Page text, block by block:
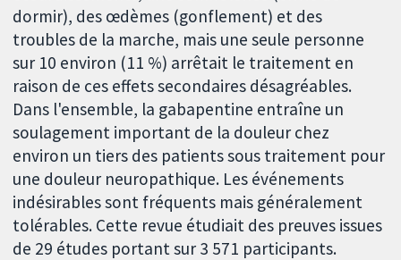
dormir), des œdèmes (gonflement) et des
troubles de la marche, mais une seule personne
sur 10 environ (11 %) arrêtait le traitement en
raison de ces effets secondaires désagréables.
Dans l'ensemble, la gabapentine entraîne un
soulagement important de la douleur chez
environ un tiers des patients sous traitement pour
une douleur neuropathique. Les événements
indésirables sont fréquents mais généralement
tolérables. Cette revue étudiait des preuves issues
de 29 études portant sur 3 571 participants.